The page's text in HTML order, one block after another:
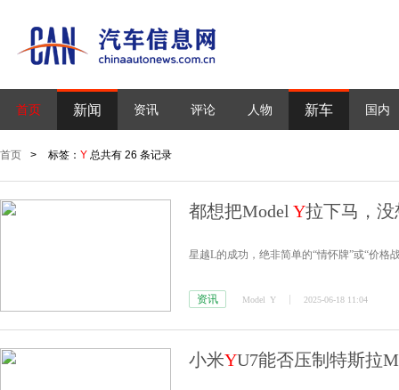
首页 新闻 资讯 评论 人物 新车 国内
首页 > 标签： Y 总共有 26 条记录
都想把Model Y拉下马，
星越L的成功，绝非简单的“情怀牌”或“价格
资讯 Model Y 2025-06-18 11:04
小米YU7能否压制特斯拉